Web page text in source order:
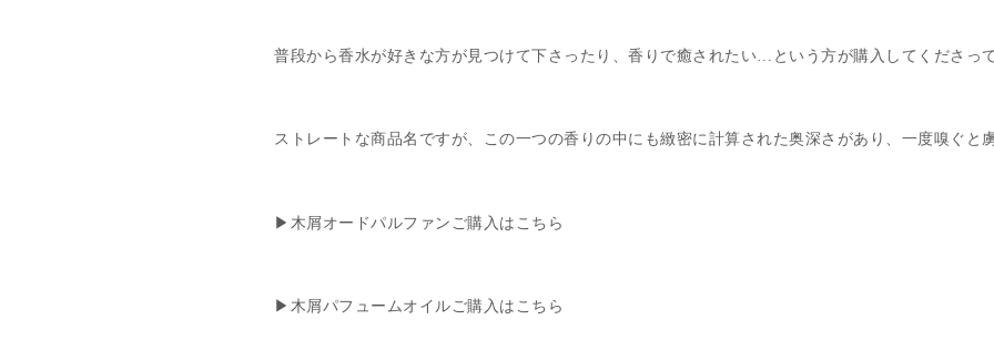
普段から香水が好きな方が見つけて下さったり、香りで癒されたい…という方が購入してくださっ
ストレートな商品名ですが、この一つの香りの中にも緻密に計算された奥深さがあり、一度嗅ぐと
▶ 木屑オードパルファンご購入はこちら
▶ 木屑パフュームオイルご購入はこちら